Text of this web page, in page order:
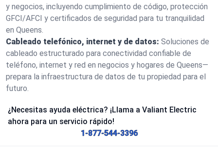
y negocios, incluyendo cumplimiento de código, protección
GFCI/AFCI y certificados de seguridad para tu tranquilidad
en Queens.
Cableado telefónico, internet y de datos: Soluciones de
cableado estructurado para conectividad confiable de
teléfono, internet y red en negocios y hogares de Queens—
prepara la infraestructura de datos de tu propiedad para el
futuro.
¿Necesitas ayuda eléctrica? ¡Llama a Valiant Electric
ahora para un servicio rápido!
1-877-544-3396